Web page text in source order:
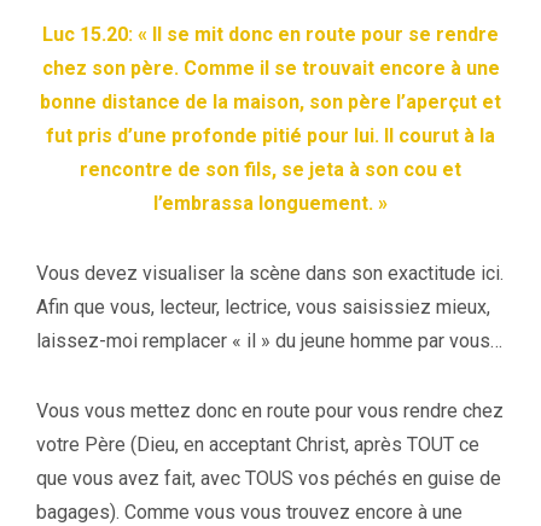
Luc 15.20: « Il se mit donc en route pour se rendre
chez son père. Comme il se trouvait encore à une
bonne distance de la maison, son père l’aperçut et
fut pris d’une profonde pitié pour lui. Il courut à la
rencontre de son fils, se jeta à son cou et
l’embrassa longuement. »
Vous devez visualiser la scène dans son exactitude ici.
Afin que vous, lecteur, lectrice, vous saisissiez mieux,
laissez-moi remplacer « il » du jeune homme par vous…
Vous vous mettez donc en route pour vous rendre chez
votre Père (Dieu, en acceptant Christ, après TOUT ce
que vous avez fait, avec TOUS vos péchés en guise de
bagages). Comme vous vous trouvez encore à une